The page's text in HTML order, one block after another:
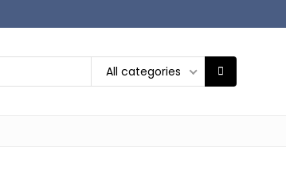
All categories